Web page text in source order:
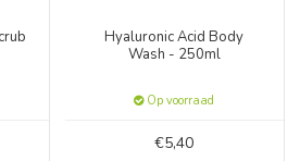
Hyaluronic Acid Body
Wash - 250ml
Op voorraad
€5,40